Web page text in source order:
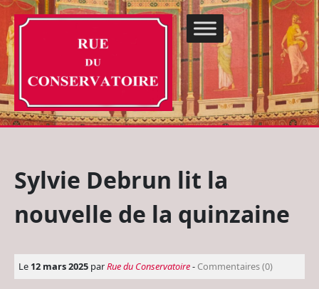
Sylvie Debrun lit la
nouvelle de la quinzaine
Le 12 mars 2025 parRue du Conservatoire- Commentaires (0)